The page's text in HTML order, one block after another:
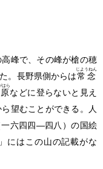
峰で、その峰が槍の穂
。長野県側からは常念
じようねん
はら
などに登らないと見え
望むことができる。人
一六四四―四八） の国絵
にはこの山の記載がな